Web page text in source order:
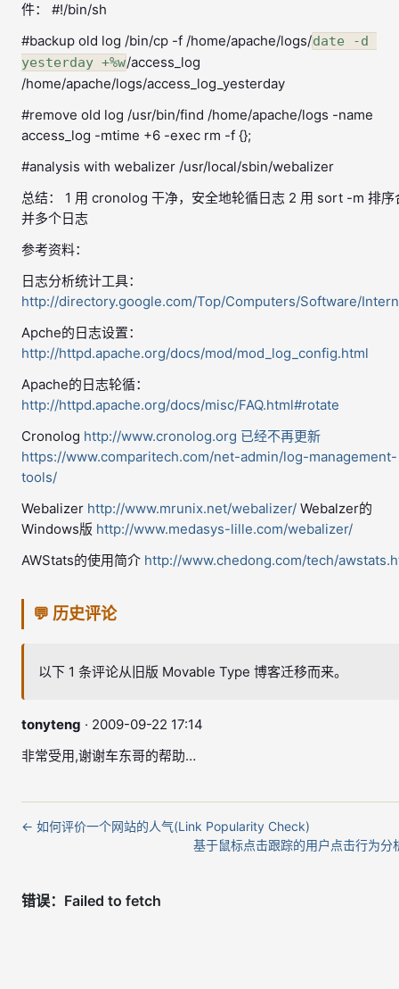
件： #!/bin/sh
#backup old log /bin/cp -f /home/apache/logs/date -d
yesterday +%w/access_log
/home/apache/logs/access_log_yesterday
#remove old log /usr/bin/find /home/apache/logs -name
access_log -mtime +6 -exec rm -f {};
#analysis with webalizer /usr/local/sbin/webalizer
总结： 1 用 cronolog 干净，安全地轮循日志 2 用 sort -m 排序
并多个日志
参考资料：
日志分析统计工具：
http://directory.google.com/Top/Computers/Software/
Apche的日志设置：
http://httpd.apache.org/docs/mod/mod_log_config.html
Apache的日志轮循：
http://httpd.apache.org/docs/misc/FAQ.html#rotate
Cronolog http://www.cronolog.org 已经不再更新
https://www.comparitech.com/net-admin/log-management-
tools/
Webalizer http://www.mrunix.net/webalizer/ Webalzer的
Windows版 http://www.medasys-lille.com/webalizer/
AWStats的使用简介 http://www.chedong.com/tech/
💬 历史评论
以下 1 条评论从旧版 Movable Type 博客迁移而来。
tonyteng · 2009-09-22 17:14
非常受用,谢谢车东哥的帮助…
← 如何评价一个网站的人气(Link Popularity Check)
基于鼠标点击跟踪的用户点击行为